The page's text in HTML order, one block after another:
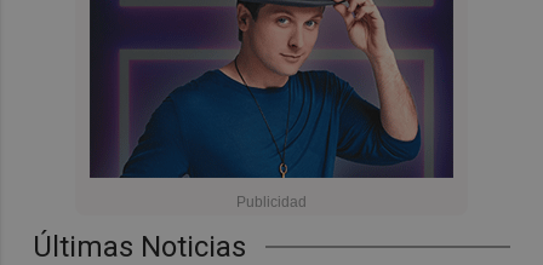
Últimas Noticias